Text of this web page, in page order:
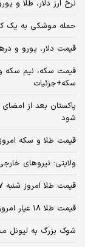
نرخ ارز دلار، طلا و یورو امروز شنبه ۱۷
حمله موشکی به یک
قیمت دلار، یورو و درهم امروز شنبه ۱۷
سکه+جزئیات
پاکستان بعد از
شود
قیمت طلا و سکه امروز شنبه ۱۷ مرداد ۱۴۰۵/افزایش
ولایتی: نیروهای
قیمت طلا امروز شنبه ۱۷ مرداد ۱۴۰۵/افزایش قیمت طلا
قیمت طلا ۱۸ عیار امروز شنبه ۱۷ مرداد ۱۴۰۵/افزایش قیمت طلا
شوک بزرگ به لیونل